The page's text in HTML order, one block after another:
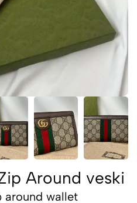
Around veski
around wallet